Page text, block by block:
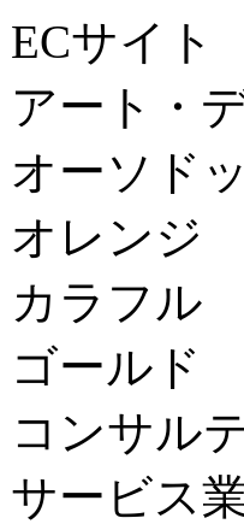
ECサイト
アート・
オーソド
オレンジ
カラフル
ゴールド
コンサル
サービス